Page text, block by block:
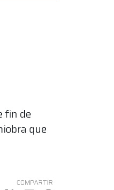
fin de
que
COMPARTIR